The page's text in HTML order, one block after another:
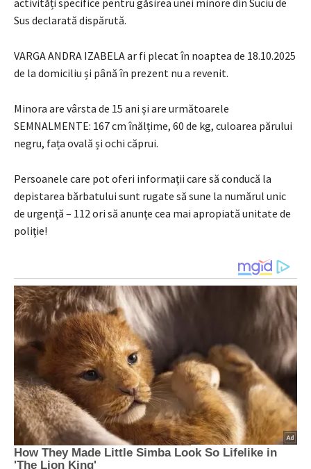
Sus declarată dispărută.
VARGA ANDRA IZABELA ar fi plecat în noaptea de 18.10.2025
de la domiciliu și până în prezent nu a revenit.
Minora are vârsta de 15 ani și are următoarele
SEMNALMENTE: 167 cm înălțime, 60 de kg, culoarea părului
negru, fața ovală și ochi căprui.
Persoanele care pot oferi informaţii care să conducă la
depistarea bărbatului sunt rugate să sune la numărul unic
de urgenţă – 112 ori să anunţe cea mai apropiată unitate de
poliţie!